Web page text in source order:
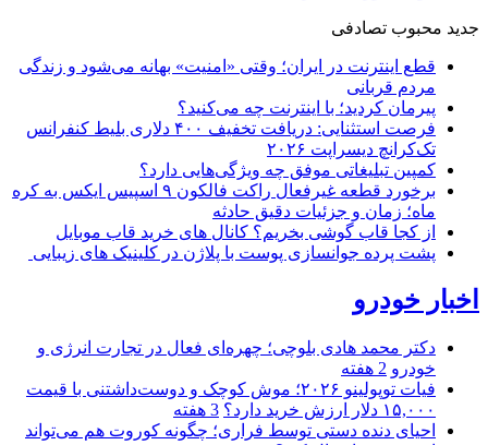
جدید محبوب تصادفی
قطع اینترنت در ایران؛ وقتی «امنیت» بهانه می‌شود و زندگی
مردم قربانی
پیرمان کردید؛ با اینترنت چه می‌کنید؟
فرصت استثنایی: دریافت تخفیف ۴۰۰ دلاری بلیط کنفرانس
تک‌کرانچ دیسراپت ۲۰۲۶
کمپین تبلیغاتی موفق چه ویژگی‌هایی دارد؟
برخورد قطعه غیرفعال راکت فالکون ۹ اسپیس ایکس به کره
ماه؛ زمان و جزئیات دقیق حادثه
از کجا قاب گوشی بخریم؟ کانال های خرید قاب موبایل
پشت پرده جوانسازی پوست با پلاژن در کلینیک های زیبایی
اخبار خودرو
دکتر محمد هادی بلوچی؛ چهره‌ای فعال در تجارت انرژی و
خودرو 2 هفته
فیات توپولینو ۲۰۲۶؛ موش کوچک و دوست‌داشتنی با قیمت
۱۵,۰۰۰ دلار ارزش خرید دارد؟
3 هفته
احیای دنده دستی توسط فراری؛ چگونه کوروت هم می‌تواند